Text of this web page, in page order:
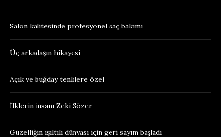
Salon kalitesinde profesyonel saç bakımı
Üç arkadaşın hikayesi
Açık ve buğday tenlilere özel
İlklerin insanı Zeki Sözer
Güzelliğin ışıltılı dünyası için geri sayım başladı